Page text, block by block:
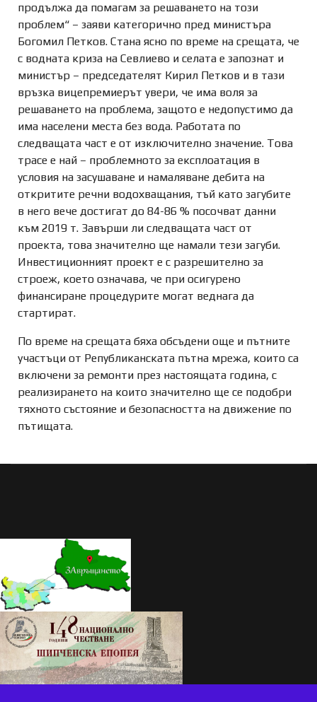
продължа да помагам за решаването на този
проблем“ – заяви категорично пред министъра
Богомил Петков. Стана ясно по време на срещата, че
с водната криза на Севлиево и селата е запознат и
министър – председателят Кирил Петков и в тази
връзка вицепремиерът увери, че има воля за
решаването на проблема, защото е недопустимо да
има населени места без вода. Работата по
следващата част е от изключително значение. Това
трасе е най – проблемното за експлоатация в
условия на засушаване и намаляване дебита на
откритите речни водохващания, тъй като загубите
в него вече достигат до 84-86 % посочват данни
към 2019 т. Завърши ли следващата част от
проекта, това значително ще намали тези загуби.
Инвестиционният проект е с разрешително за
строеж, което означава, че при осигурено
финансиране процедурите могат веднага да
стартират.
По време на срещата бяха обсъдени още и пътните
участъци от Републиканската пътна мрежа, които са
включени за ремонти през настоящата година, с
реализирането на които значително ще се подобри
тяхното състояние и безопасността на движение по
пътищата.